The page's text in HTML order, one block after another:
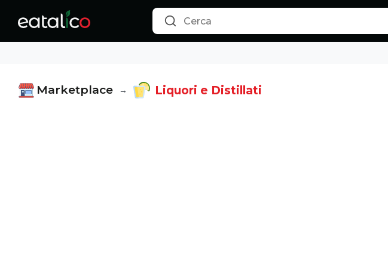
Marketplace → Liquori e Distillati